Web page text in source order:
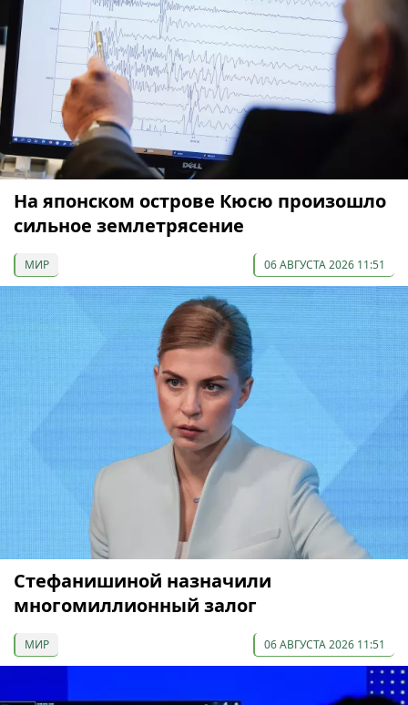
На японском острове Кюсю произошло
сильное землетрясение
МИР 06 АВГУСТА 2026 11:51
Стефанишиной назначили
многомиллионный залог
МИР 06 АВГУСТА 2026 11:51